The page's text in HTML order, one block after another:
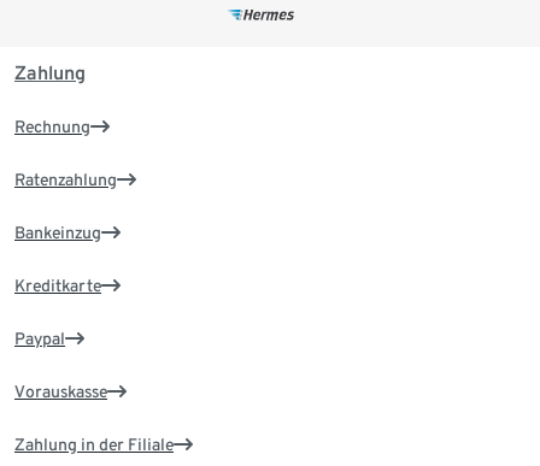
Zahlung
Rechnung
Ratenzahlung
Bankeinzug
Kreditkarte
Paypal
Vorauskasse
Zahlung in der Filiale